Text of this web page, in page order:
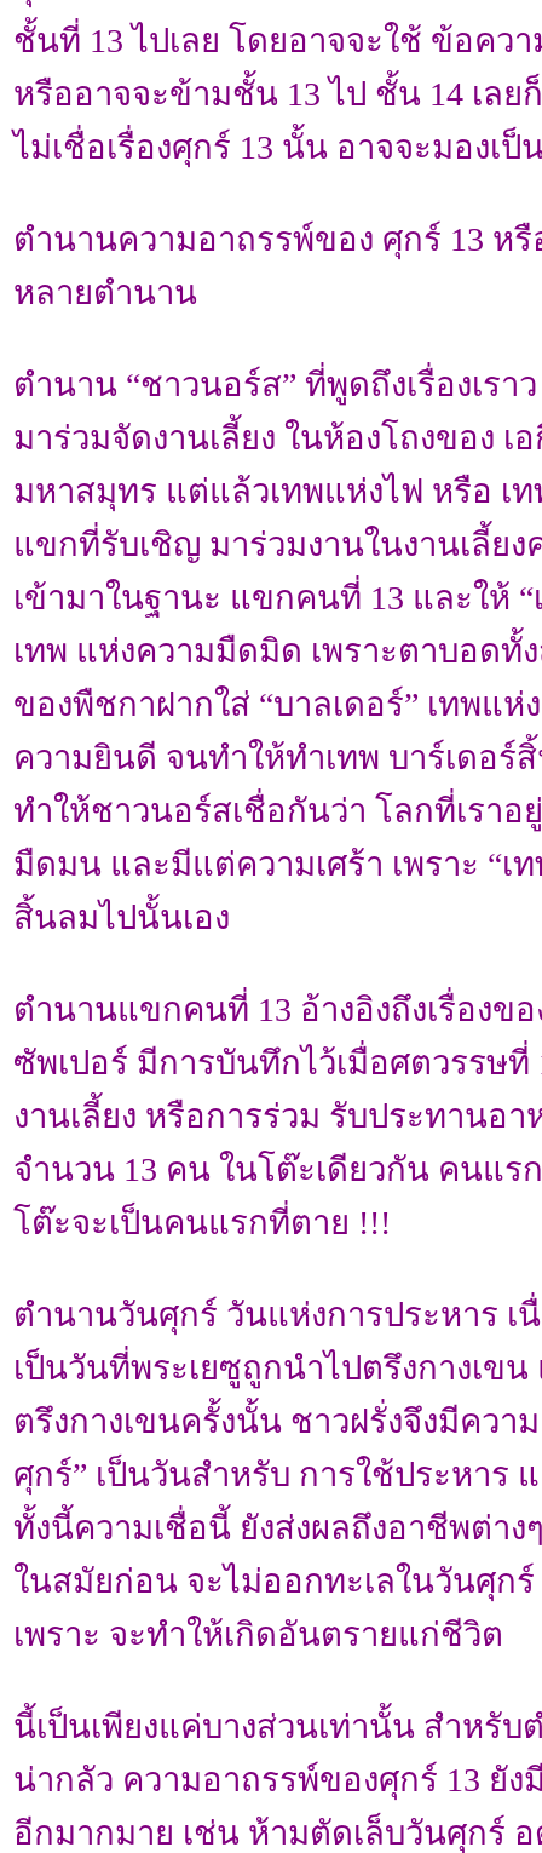
ชั้นที่ 13 ไปเลย โดยอาจจะใช้ ข้อคว
หรืออาจจะข้ามชั้น 13 ไป ชั้น 14 เล
ไม่เชื่อเรื่องศุกร์ 13 นั้น อาจจะมองเป็
ตำนานความอาถรรพ์ของ ศุกร์ 13 หรื
หลายตำนาน
ตำนาน “ชาวนอร์ส” ที่พูดถึงเรื่องเรา
มาร่วมจัดงานเลี้ยง ในห้องโถงของ เ
มหาสมุทร แต่แล้วเทพแห่งไฟ หรือ เ
แขกที่รับเชิญ มาร่วมงานในงานเลี้ยง
เข้ามาในฐานะ แขกคนที่ 13 และให้ “
เทพ แห่งความมืดมิด เพราะตาบอดทั้
ของพืชกาฝากใส่ “บาลเดอร์” เทพแ
ความยินดี จนทำให้ทำเทพ บาร์เดอร์
ทำให้ชาวนอร์สเชื่อกันว่า โลกที่เรา
มืดมน และมีแต่ความเศร้า เพราะ “เท
สิ้นลมไปนั้นเอง
ตำนานแขกคนที่ 13 อ้างอิงถึงเรื่องขอ
ซัพเปอร์ มีการบันทึกไว้เมื่อศตวรรษที่
งานเลี้ยง หรือการร่วม รับประทานอา
จำนวน 13 คน ในโต๊ะเดียวกัน คนแร
โต๊ะจะเป็นคนแรกที่ตาย !!!
ตำนานวันศุกร์ วันแห่งการประหาร เ
เป็นวันที่พระเยซูถูกนำไปตรึงกางเข
ตรึงกางเขนครั้งนั้น ชาวฝรั่งจึงมีควา
ศุกร์” เป็นวันสำหรับ การใช้ประหาร
ทั้งนี้ความเชื่อนี้ ยังส่งผลถึงอาชีพต่าง
ในสมัยก่อน จะไม่ออกทะเลในวันศุกร์
เพราะ จะทำให้เกิดอันตรายแก่ชีวิต
นี้เป็นเพียงแค่บางส่วนเท่านั้น สำหรั
น่ากลัว ความอาถรรพ์ของศุกร์ 13 ยัง
อีกมากมาย เช่น ห้ามตัดเล็บวันศุกร์